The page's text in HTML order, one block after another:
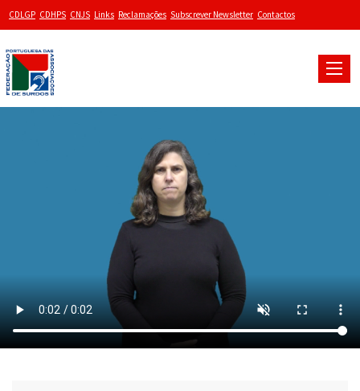
CDLGP CDHPS CNJS Links Reclamações Subscrever Newsletter Contactos
Toggle